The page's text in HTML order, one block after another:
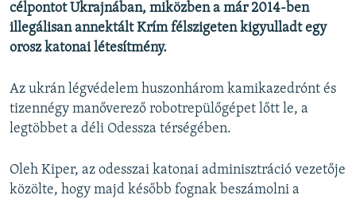
Valamennyi RFE/RL weboldal
célpontot Ukrajnában, miközben a már 2014-ben
illegálisan annektált Krím félszigeten kigyulladt egy
orosz katonai létesítmény.
Az ukrán légvédelem huszonhárom kamikazedrónt és
tizennégy manőverező robotrepülőgépet lőtt le, a
legtöbbet a déli Odessza térségében.
Oleh Kiper, az odesszai katonai adminisztráció vezetője
közölte, hogy majd később fognak beszámolni a